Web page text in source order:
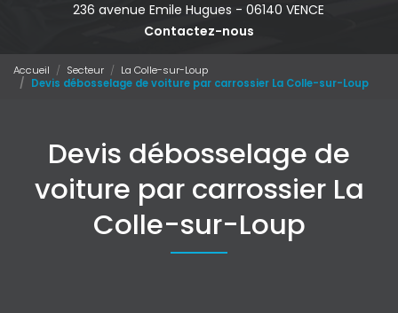
236 avenue Emile Hugues -06140 VENCE
Contactez-nous
Accueil Secteur
La Colle-sur-Loup
Devis débosselage de voiture par carrossier La Colle-sur-Loup
Devis débosselage de
voiture par carrossier La
Colle-sur-Loup